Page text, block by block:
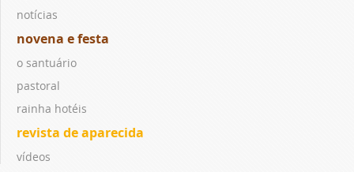
notícias
novena e festa
o santuário
pastoral
rainha hotéis
revista de aparecida
vídeos